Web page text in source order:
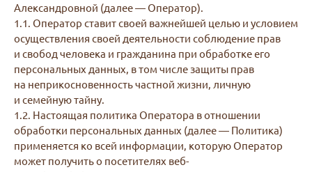
Александровной (далее — Оператор).
1.1. Оператор ставит своей важнейшей целью и условием
осуществления своей деятельности соблюдение прав
и свобод человека и гражданина при обработке его
персональных данных, в том числе защиты прав
на неприкосновенность частной жизни, личную
и семейную тайну.
1.2. Настоящая политика Оператора в отношении
обработки персональных данных (далее — Политика)
применяется ко всей информации, которую Оператор
может получить о посетителях веб-